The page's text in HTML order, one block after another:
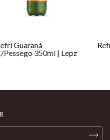
Guaraná
Pessego 350ml | Lepz